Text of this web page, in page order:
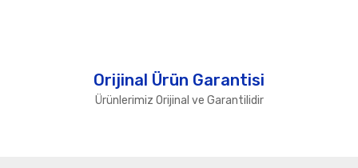
Orijinal Ürün Garantisi
Ürünlerimiz Orijinal ve Garantilidir